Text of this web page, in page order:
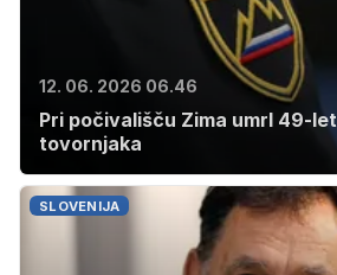
12. 06. 2026 06.46
Pri počivališču Zima umrl 49-
tovornjaka
SLOVENIJA